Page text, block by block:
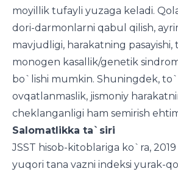
moyillik tufayli yuzaga keladi.
dori-darmonlarni qabul qilish,
mavjudligi, harakatning
monogen kasallik/genetik
bo`lishi mumkin. Shuningdek,
ovqatlanmaslik, jismoniy
cheklanganligi ham semirish
Salomatlikka ta`siri
JSST hisob-kitoblariga ko`ra,
yuqori tana vazni indeksi yurak-